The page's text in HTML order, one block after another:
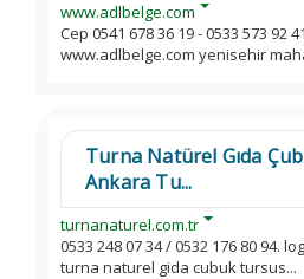
www.adlbelge.com
Cep 0541 678 36 19 - 0533 573 92
www.adlbelge.com yenisehir
Turna Natürel Gıda
Ankara Tu...
turnanaturel.com.tr
0533 248 07 34 / 0532 176 80 94.
turna naturel gida cubuk tursus...